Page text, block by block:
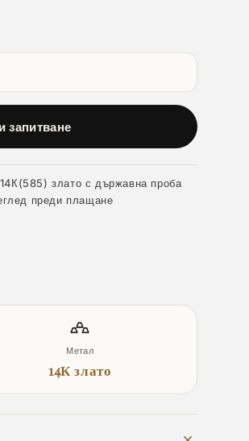
запитване
14К(585) злато с държавна проба
преди плащане
Метал
14К злато